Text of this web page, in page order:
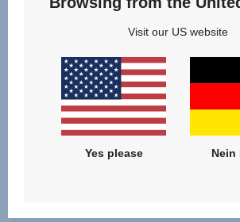
Visit our US website
Yes please Nein